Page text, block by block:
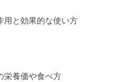
用と効果的な使い方
養価や食べ方